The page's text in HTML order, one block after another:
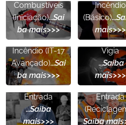
Combustíveis
(Iniciação)...Sai
ba mais>>>
Incêndio
(Básico)...
mais>>>
NR 23-
Formação de
Brigada de
Incêndio (IT-17
Avançado)...Sai
ba mais>>>
NR 33-
Vigia
...Saiba
mais>>>
NR 33-
Supervisor de
Entrada
...Saiba
mais>>>
NR 33-
Supervisor
Entrada
Saiba
NR 35-
Trabalho em
NR 35-
Trabalho